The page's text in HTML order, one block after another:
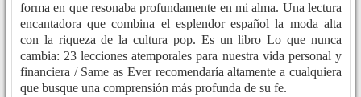
forma en que resonaba profundamente en mi alma. Una lectura
encantadora que combina el esplendor español la moda alta
con la riqueza de la cultura pop. Es un libro Lo que nunca
cambia: 23 lecciones atemporales para nuestra vida personal y
financiera / Same as Ever recomendaría altamente a cualquiera
que busque una comprensión más profunda de su fe.